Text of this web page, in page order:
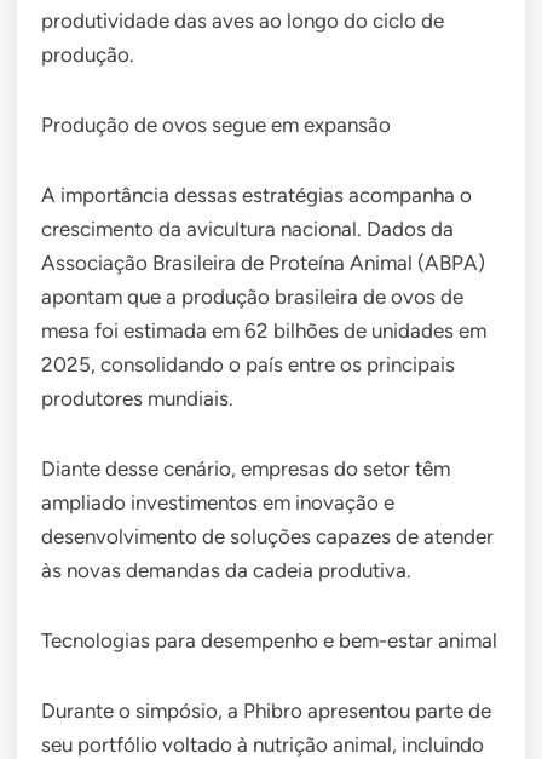
produtividade das aves ao longo do ciclo de
produção.
Produção de ovos segue em expansão
A importância dessas estratégias acompanha o
crescimento da avicultura nacional. Dados da
Associação Brasileira de Proteína Animal (ABPA)
apontam que a produção brasileira de ovos de
mesa foi estimada em 62 bilhões de unidades em
2025, consolidando o país entre os principais
produtores mundiais.
Diante desse cenário, empresas do setor têm
ampliado investimentos em inovação e
desenvolvimento de soluções capazes de atender
às novas demandas da cadeia produtiva.
Tecnologias para desempenho e bem-estar animal
Durante o simpósio, a Phibro apresentou parte de
seu portfólio voltado à nutrição animal, incluindo